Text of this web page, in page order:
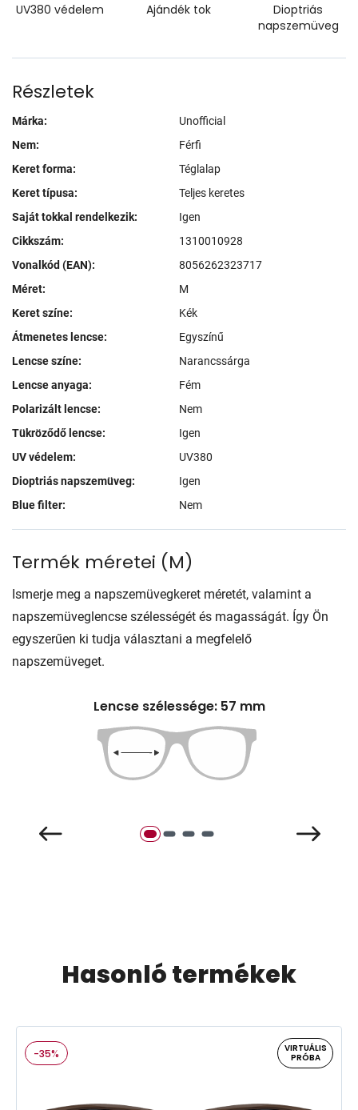
UV380 védelem Ajándék tok
Dioptriás
napszemüveg
Részletek
Márka:
Unofficial
Nem:
Férfi
Keret forma:
Téglalap
Keret típusa:
Teljes keretes
Saját tokkal rendelkezik:
Igen
Cikkszám:
1310010928
Vonalkód (EAN):
8056262323717
Méret:
M
Keret színe:
Kék
Átmenetes lencse:
Egyszínű
Lencse színe:
Narancssárga
Lencse anyaga:
Fém
Polarizált lencse:
Nem
Tükröződő lencse:
Igen
UV védelem:
UV380
Dioptriás napszemüveg:
Igen
Blue filter:
Nem
Termék méretei (M)
Ismerje meg a napszemüvegkeret méretét, valamint a
napszemüveglencse szélességét és magasságát. Így Ön
egyszerűen ki tudja választani a megfelelő
napszemüveget.
Lencse szélessége: 57 mm
Hasonló termékek
-35%
VIRTUÁLIS
PRÓBA